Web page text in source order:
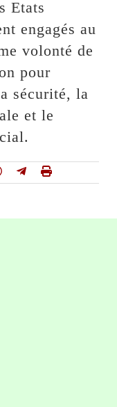
Etats
engagés au
volonté de
pour
sécurité, la
et le